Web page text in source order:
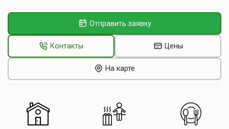
Отправить заявку
Контакты Цены
На карте